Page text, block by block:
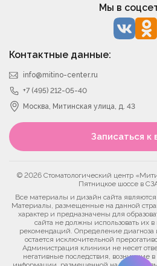
Контактные данные:
info@mitino-center.ru
+7 (495) 212-05-40
Москва, Митинская улица, д. 43
Мы в
Записаться к
© 2026 Стоматологический центр
Пятницкое шоссе в
Все материалы и дизайн сайта являются
Материалы, размещенные на данной
характер и предназначены для
сайта не должны использовать их
рекомендаций. Определение
остается исключительной
Администрация клиники не несет
негативные последствия, возникшие в